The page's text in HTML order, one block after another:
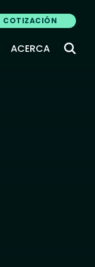
COTIZACIÓN
ACERCA